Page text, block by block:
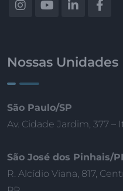
Nossas Unidades
São Paulo/SP
Av. Cidade Jardim, 377 –
São José dos Pinhais/
R. Alcídio Viana, 817,